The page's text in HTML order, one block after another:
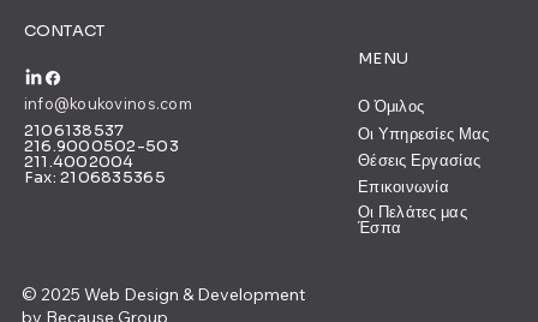
CONTACT
info@koukovinos.com
2106138537
216.9000502-503
211.4002004
Fax: 2106835365
© 2025 Web Design & Development
by Because Group
MENU
Ο Όμιλος
Οι Υπηρεσίες Μας
Θέσεις Εργασίας
Επικοινωνία
Οι Πελάτες μας
Έσπα